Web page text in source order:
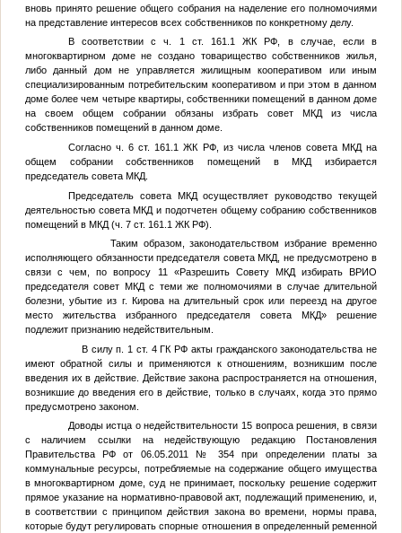
вновь принято решение общего собрания на наделение его полномочиями
на представление интересов всех собственников по конкретному делу.
В соответствии с ч. 1 ст. 161.1 ЖК РФ, в случае, если в
многоквартирном доме не создано товарищество собственников жилья,
либо данный дом не управляется жилищным кооперативом или иным
специализированным потребительским кооперативом и при этом в данном
доме более чем четыре квартиры, собственники помещений в данном доме
на своем общем собрании обязаны избрать совет МКД из числа
собственников помещений в данном доме.
Согласно ч. 6 ст. 161.1 ЖК РФ, из числа членов совета МКД на
общем собрании собственников помещений в МКД избирается
председатель совета МКД.
Председатель совета МКД осуществляет руководство текущей
деятельностью совета МКД и подотчетен общему собранию собственников
помещений в МКД (ч. 7 ст. 161.1 ЖК РФ).
Таким образом, законодательством избрание временно
исполняющего обязанности председателя совета МКД, не предусмотрено в
связи с чем, по вопросу 11 «Разрешить Совету МКД избирать ВРИО
председателя совет МКД с теми же полномочиями в случае длительной
болезни, убытие из г. Кирова на длительный срок или переезд на другое
место жительства избранного председателя совета МКД» решение
подлежит признанию недействительным.
В силу п. 1 ст. 4 ГК РФ акты гражданского законодательства не
имеют обратной силы и применяются к отношениям, возникшим после
введения их в действие. Действие закона распространяется на отношения,
возникшие до введения его в действие, только в случаях, когда это прямо
предусмотрено законом.
Доводы истца о недействительности 15 вопроса решения, в связи
с наличием ссылки на недействующую редакцию Постановления
Правительства РФ от 06.05.2011 № 354 при определении платы за
коммунальные ресурсы, потребляемые на содержание общего имущества
в многоквартирном доме, суд не принимает, поскольку решение содержит
прямое указание на нормативно-правовой акт, подлежащий применению, и,
в соответствии с принципом действия закона во времени, нормы права,
которые будут регулировать спорные отношения в определенный ременной